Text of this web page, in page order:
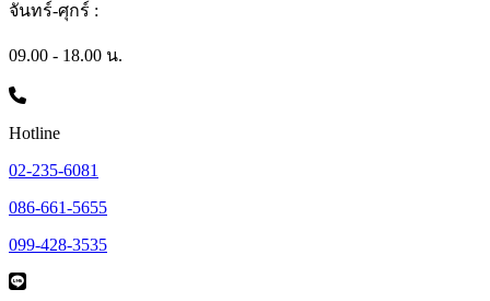
จันทร์-ศุกร์ :
09.00 - 18.00 น.
Hotline
02-235-6081
086-661-5655
099-428-3535